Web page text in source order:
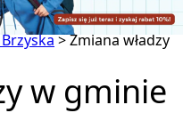
>Zmiana władzy
w gminie